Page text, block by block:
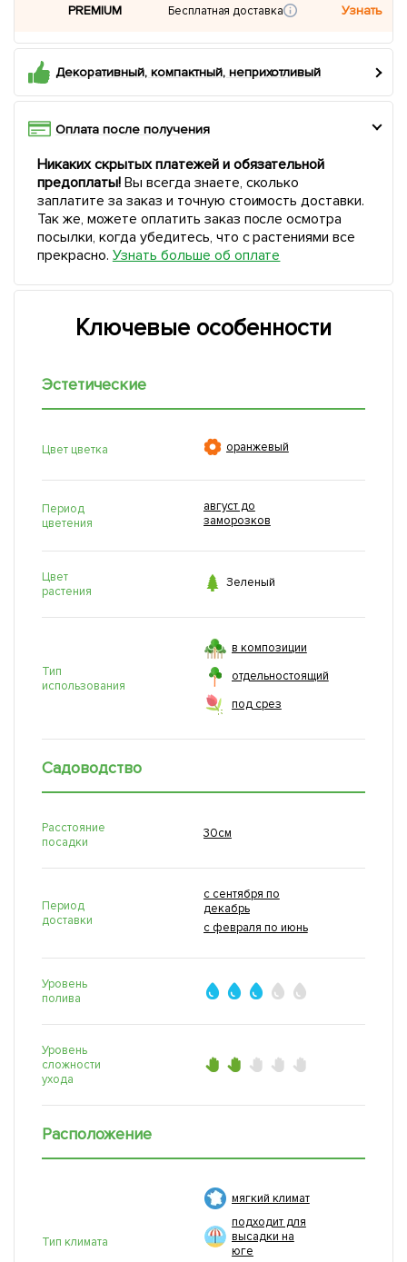
PREMIUM Бесплатная доставка Узнать
Декоративный, компактный, неприхотливый
Оплата после получения
Никаких скрытых платежей и обязательной
предоплаты!Вы всегда знаете, сколько
заплатите за заказ и точную стоимость доставки.
Так же, можете оплатить заказ после осмотра
посылки, когда убедитесь, что с растениями все
прекрасно. Узнать больше об оплате
Ключевые особенности
Эстетические
Цвет цветка  оранжевый
Период
цветения
август до
заморозков
Цвет
растения
 Зеленый
Тип
использования
в композиции
отдельностоящий
под срез
Садоводство
Расстояние
посадки
30см
Период
доставки
с сентября по
декабрь
с февраля по июнь
Уровень
полива
Уровень
сложности
ухода
Расположение
Тип климата
мягкий климат
подходит для
высадки на
юге